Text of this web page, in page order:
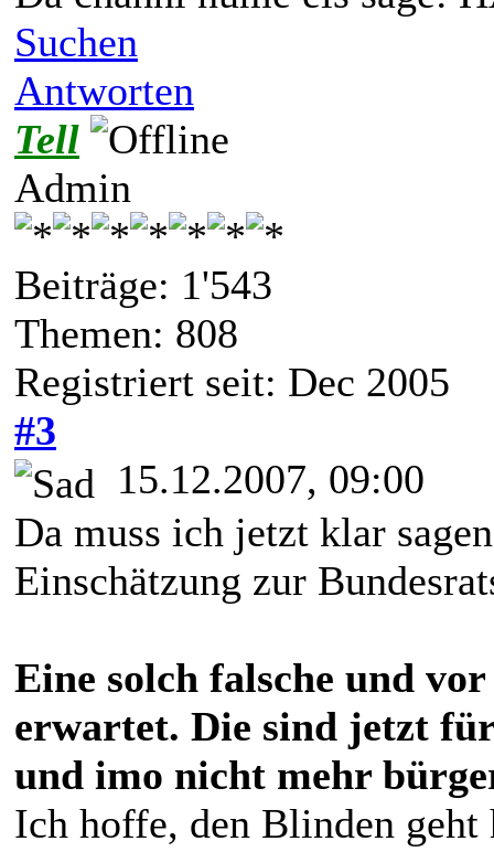
Suchen
Antworten
Tell
Admin
Beiträge: 1'543
Themen: 808
Registriert seit: Dec 2005
#3
15.12.2007, 09:00
Da muss ich jetzt klar
Einschätzung zur
Eine solch falsche und
erwartet. Die sind jetzt
und imo nicht mehr
Ich hoffe, den Blinden